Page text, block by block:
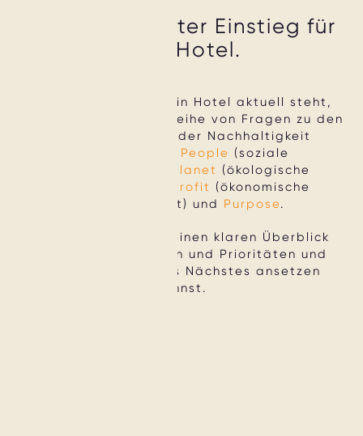
Ein strukturierter Einstieg für
dein Hotel.
Finde heraus, wo dein Hotel aktuell steht,
indem du eine kurze Reihe von Fragen zu den
vier Dimensionen der Nachhaltigkeit
People (soziale
Planet (ökologische
Profit (ökonomische
Nachhaltigkeit) und Purpose.
Der Check gibt dir einen klaren Überblick
über Stärken, Lücken und Prioritäten und
zeigt dir, wo du als Nächstes ansetzen
kannst.